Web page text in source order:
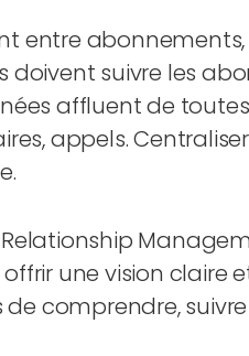
entre
suivre les
affluent de
appels.
une vision claire
comprendre,